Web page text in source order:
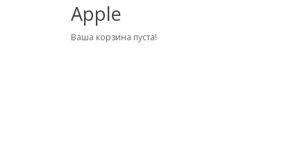
Apple
Ваша корзина пуста!